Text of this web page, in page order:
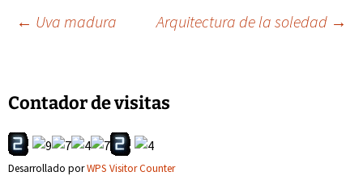
Navegación
de
entradas
← Uva madura Arquitectura de la soledad →
Contador de visitas
Desarrollado porWPS Visitor Counter